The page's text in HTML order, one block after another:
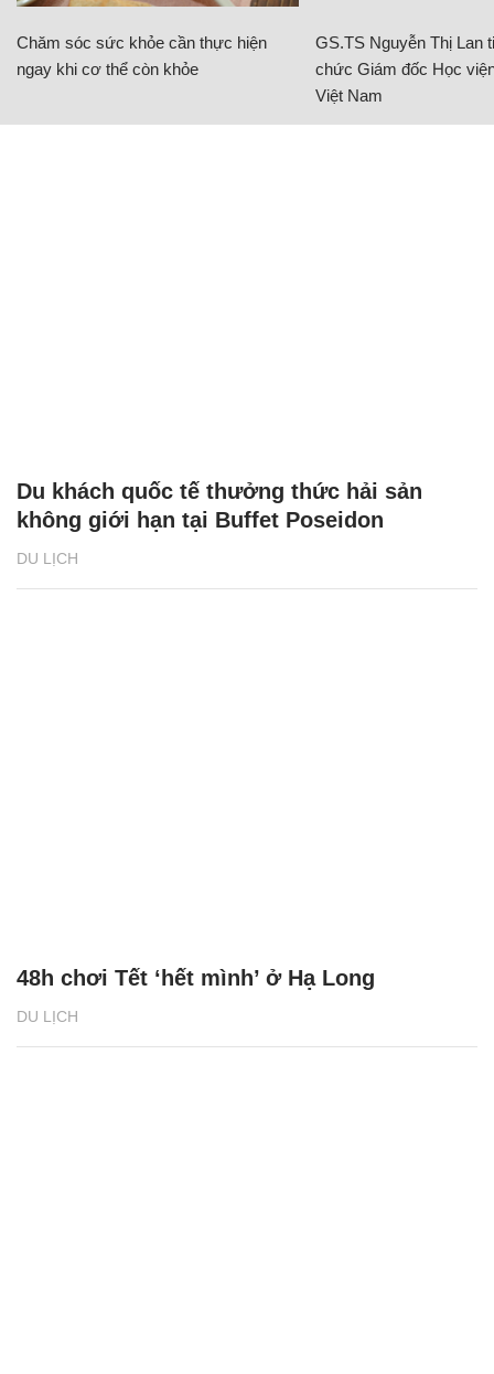
Chăm sóc sức khỏe cần thực hiện
ngay khi cơ thể còn khỏe
GS.TS Nguyễn Thị Lan
chức Giám đốc Học
Việt Nam
DU LỊCH
Du khách quốc tế thưởng thức hải sản
không giới hạn tại Buffet Poseidon
DU LỊCH
48h chơi Tết ‘hết mình’ ở Hạ Long